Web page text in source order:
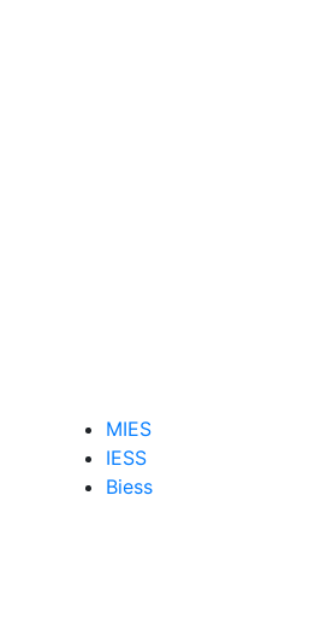
MIES
IESS
Biess